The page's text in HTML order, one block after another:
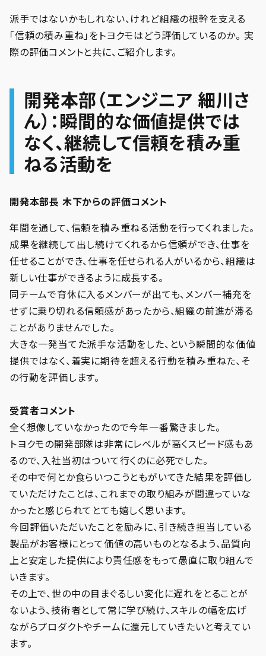
派手ではないかもしれない、けれど組織の根幹を支える
「信頼の積み重ね」をトヨクモはどう評価しているのか。 実
際の評価コメントと共に、ご紹介します。
開発本部（エンジニア 細川さ
ん）：瞬間的な価値提供では
なく、継続して信頼を積み重
ねる活動を
開発本部長 木下からの評価コメント
年間を通して、信頼を積み重ねる活動を行ってくれました。
成果を継続して出し続けてくれるから信頼ができ、仕事を
任せることができ、仕事を任せられる人がいるから、組織は
新しい仕事ができるように成長する。
同チームで育休に入るメンバーが出ても、メンバー補充を
せずに乗り切れる信頼感があったから、組織の前進が滞る
ことがありませんでした。
大きな一発当てた派手な活動をした、という瞬間的な価値
提供ではなく、着実に期待を超える行動を積み重ねた、そ
の行動を評価します。
受賞者コメント
全く想像していなかったので今年一番驚きました。
トヨクモの開発部隊は非常にレベルが高くスピード感もあ
るので、入社当初はついて行くのに必死でした。
その中で何とか食らいつこうともがいてきた結果を評価し
ていただけたことは、これまでの取り組みが間違っていな
かったと感じられてとても嬉しく思います。
今回評価いただいたことを励みに、引き続き担当している
製品がお客様にとって価値の高いものとなるよう、品質向
上と安定した提供により責任感をもって愚直に取り組んで
いきます。
その上で、世の中の目まぐるしい変化に遅れをとることが
ないよう、技術者として常に学び続け、スキルの幅を広げ
ながらプロダクトやチームに還元していきたいと考えてい
ます。